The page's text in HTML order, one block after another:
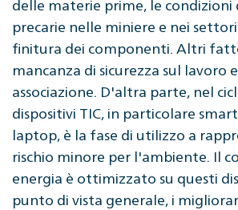
delle materie prime, le condizioni
precarie nelle miniere e nei
finitura dei componenti. Altri
mancanza di sicurezza sul lavoro
associazione. D'altra parte, nel
dispositivi TIC, in particolare
laptop, è la fase di utilizzo a
rischio minore per l'ambiente. Il
energia è ottimizzato su questi
punto di vista generale, i